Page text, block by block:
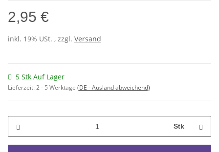
2,95 €
inkl. 19% USt. , zzgl. Versand
5 Stk Auf Lager
Lieferzeit:2 - 5 Werktage (DE - Ausland abweichend)
Stk